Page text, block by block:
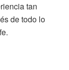
tan
de todo lo